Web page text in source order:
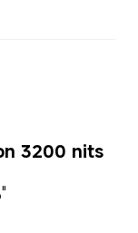
3200 nits